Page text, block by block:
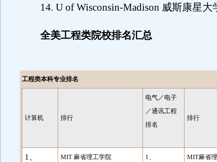
14. U of Wisconsin-Madison 威斯康星大
全美工程类院校排名汇总
工程类本科专业排名
计算机 排行
电气／电子
／通讯工程
排名
排行
1、 MIT 麻省理工学院 1、 MIT麻省